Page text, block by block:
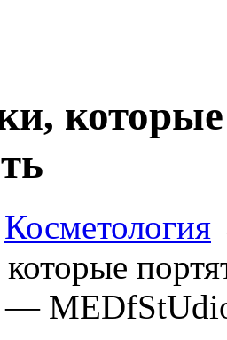
Косметология
—